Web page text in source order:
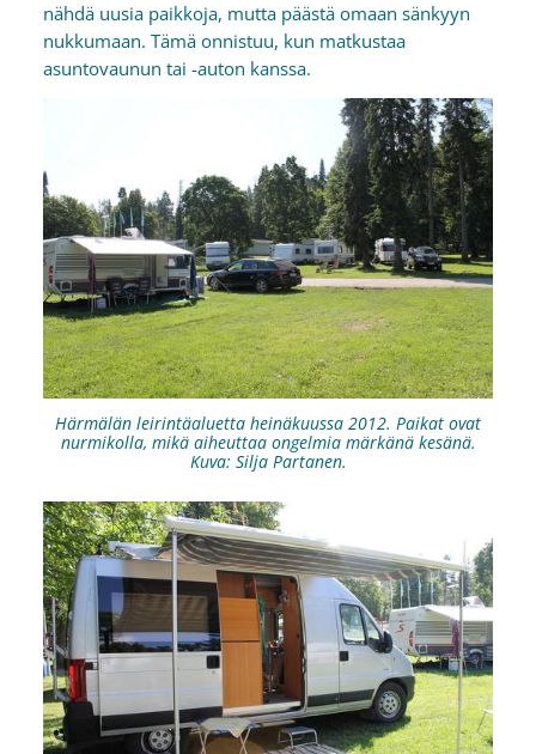
nähdä uusia paikkoja, mutta päästä omaan sänkyyn
nukkumaan. Tämä onnistuu, kun matkustaa
asuntovaunun tai -auton kanssa.
Härmälän leirintäaluetta heinäkuussa 2012. Paikat ovat
nurmikolla, mikä aiheuttaa ongelmia märkänä kesänä.
Kuva: Silja Partanen.